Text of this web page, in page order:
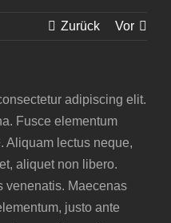
Zurück Vor
adipiscing elit.
Fusce elementum
Aliquam lectus neque,
aliquet non libero.
venenatis. Maecenas
justo ante